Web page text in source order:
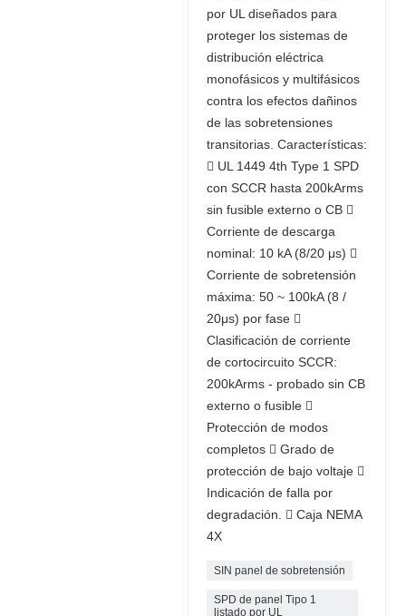
por UL diseñados para
proteger los sistemas de
distribución eléctrica
monofásicos y multifásicos
contra los efectos dañinos
de las sobretensiones
transitorias. Características:
 UL 1449 4th Type 1 SPD
con SCCR hasta 200kArms
sin fusible externo o CB 
Corriente de descarga
nominal: 10 kA (8/20 μs) 
Corriente de sobretensión
máxima: 50 ~ 100kA (8 /
20μs) por fase 
Clasificación de corriente
de cortocircuito SCCR:
200kArms - probado sin CB
externo o fusible 
Protección de modos
completos  Grado de
protección de bajo voltaje 
Indicación de falla por
degradación.  Caja NEMA
4X
SIN panel de sobretensión
SPD de panel Tipo 1
listado por UL